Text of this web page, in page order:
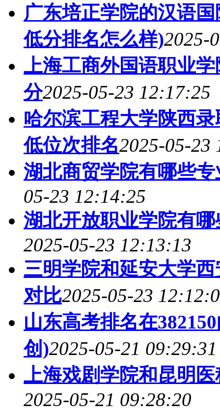
广东培正学院的汉语
低分排名怎么样)2025-
上海工商外国语职业
分2025-05-23 12:17:25
哈尔滨工程大学陕西
低位次排名2025-05-23
湖北商贸学院有哪些
05-23 12:14:25
湖北开放职业学院有
2025-05-23 12:13:13
三明学院和延安大学
对比2025-05-23
山东高考排名在
创)2025-05-21 09:29:31
上海戏剧学院和昆明
2025-05-21 09:28:20